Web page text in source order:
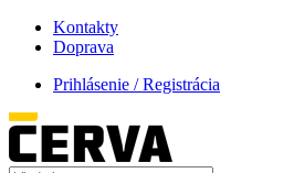
Kontakty
Doprava
Prihlásenie / Registrácia